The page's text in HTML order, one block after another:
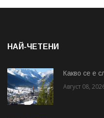
НАЙ-ЧЕТЕНИ
Какво се е
Август 08,